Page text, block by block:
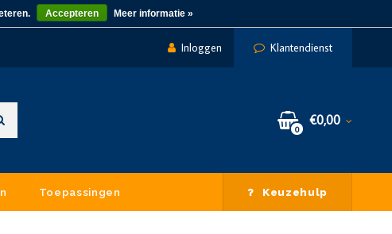
Inloggen Klantendienst
0
€0,00
Toepassingen Keuzehulp
Accepteren Meer informatie »